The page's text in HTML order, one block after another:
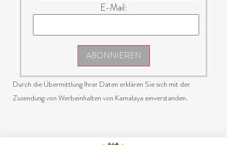
E-Mail:
ABONNIEREN
Durch die Übermittlung Ihrer Daten erklären Sie sich mit der
Zusendung von Werbeinhalten von Kamalaya einverstanden.